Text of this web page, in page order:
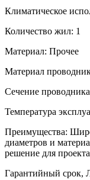
Климатическое
Количество жил: 1
Материал: Прочее
Материал
Сечение
Температура
Преимущества:
диаметров и
решение для
Гарантийный срок,